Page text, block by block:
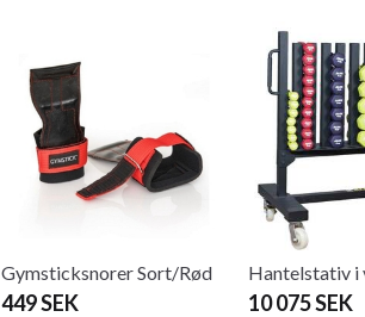
Gymsticksnorer Sort/Rød
449 SEK
Hantelstativ i
10 075 SEK